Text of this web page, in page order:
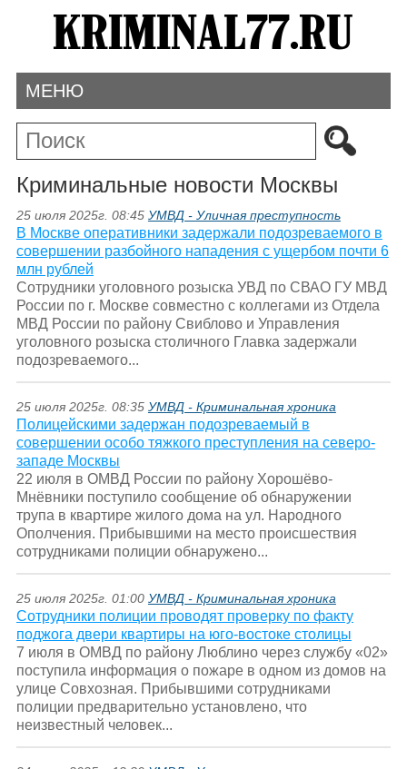
МЕНЮ
Криминальные новости Москвы
25 июля 2025г. 08:45 УМВД - Уличная преступность
В Москве оперативники задержали подозреваемого в
совершении разбойного нападения с ущербом почти 6
млн рублей
Сотрудники уголовного розыска УВД по СВАО ГУ МВД
России по г. Москве совместно с коллегами из Отдела
МВД России по району Свиблово и Управления
уголовного розыска столичного Главка задержали
подозреваемого...
25 июля 2025г. 08:35 УМВД - Криминальная хроника
Полицейскими задержан подозреваемый в
совершении особо тяжкого преступления на северо-
западе Москвы
22 июля в ОМВД России по району Хорошёво-
Мнёвники поступило сообщение об обнаружении
трупа в квартире жилого дома на ул. Народного
Ополчения. Прибывшими на место происшествия
сотрудниками полиции обнаружено...
25 июля 2025г. 01:00 УМВД - Криминальная хроника
Сотрудники полиции проводят проверку по факту
поджога двери квартиры на юго-востоке столицы
7 июля в ОМВД по району Люблино через службу «02»
поступила информация о пожаре в одном из домов на
улице Совхозная. Прибывшими сотрудниками
полиции предварительно установлено, что
неизвестный человек...